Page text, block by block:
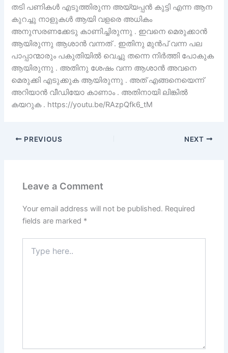
തടി പണികൾ എടുത്തിരുന്ന അയ്യപ്പൻ കുട്ടി എന്ന ആന
കുറച്ചു നാളുകൾ ആയി വളരെ അധികം
അനുസരണക്കേടു കാണിച്ചിരുന്നു . ഇവനെ മെരുക്കാൻ
ആയിരുന്നു ആശാൻ വന്നത് . ഇതിനു മുൻപ് വന്ന പല
പാപ്പാന്മാരും പകുതിയിൽ വെച്ചു തന്നെ നിർത്തി പോകുക
ആയിരുന്നു . അതിനു ശേഷം വന്ന ആശാൻ അവനെ
മെരുക്കി എടുക്കുക ആയിരുന്നു . അത് എങ്ങനെയെന്ന്
അറിയാൻ വീഡിയോ കാണാം . അതിനായി ലിങ്കിൽ
കയറുക . https://youtu.be/RAzpQfk6_tM
PREVIOUS NEXT
Leave a Comment
Your email address will not be published. Required
fields are marked *
here..